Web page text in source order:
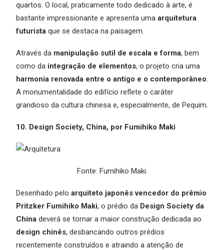
quartos. O local, praticamente todo dedicado à arte, é
bastante impressionante e apresenta uma arquitetura
futurista que se destaca na paisagem.
Através da manipulação sutil de escala e forma, bem
como da integração de elementos, o projeto cria uma
harmonia renovada entre o antigo e o contemporâneo.
A monumentalidade do edifício reflete o caráter
grandioso da cultura chinesa e, especialmente, de Pequim.
10. Design Society, China, por Fumihiko Maki
Fonte: Fumihiko Maki.
Desenhado pelo arquiteto japonês vencedor do prêmio
Pritzker Fumihiko Maki, o prédio da Design Society da
China deverá se tornar a maior construção dedicada ao
design chinês, desbancando outros prédios
recentemente construídos e atraindo a atenção de